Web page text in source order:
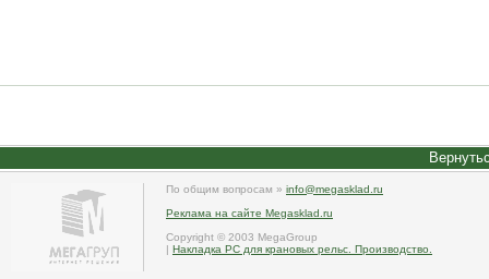
По общим вопросам » info@megasklad.ru
Реклама на сайте Megasklad.ru
Copyright © 2003 MegaGroup
| Накладка РС для крановых рельс. Производство.